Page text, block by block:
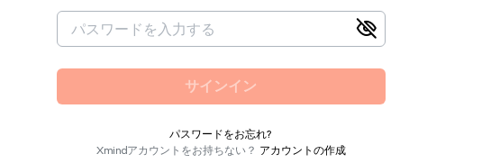
サインイン
パスワードをお忘れ?
Xmindアカウントをお持ちない？ アカウントの作成